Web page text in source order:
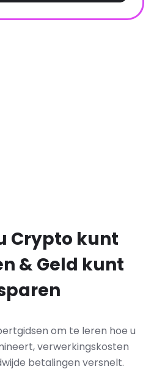
Crypto kunt
& Geld kunt
om te leren hoe u
verwerkingskosten
betalingen versnelt.